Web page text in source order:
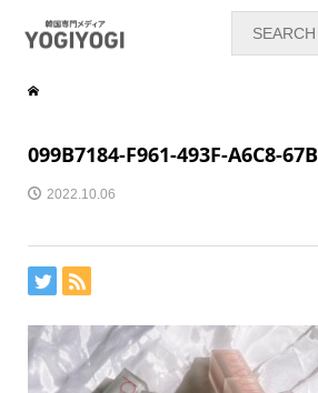
099B7184-F961-493F-A6C8-
2022.10.06